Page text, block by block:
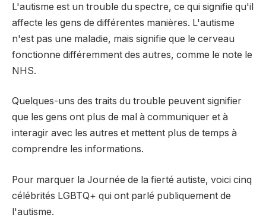
L'autisme est un trouble du spectre, ce qui signifie qu'il
affecte les gens de différentes manières. L'autisme
n'est pas une maladie, mais signifie que le cerveau
fonctionne différemment des autres, comme le note le
NHS.
Quelques-uns des traits du trouble peuvent signifier
que les gens ont plus de mal à communiquer et à
interagir avec les autres et mettent plus de temps à
comprendre les informations.
Pour marquer la Journée de la fierté autiste, voici cinq
célébrités LGBTQ+ qui ont parlé publiquement de
l'autisme.